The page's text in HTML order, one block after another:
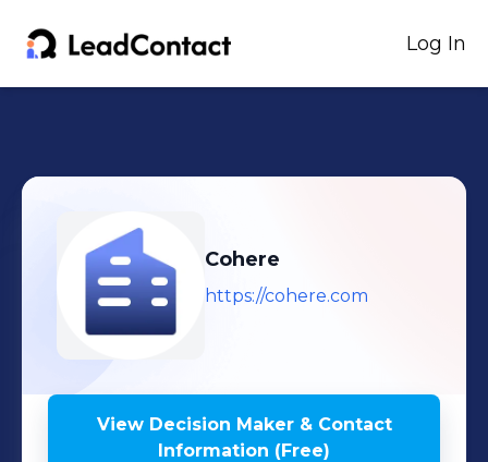
Log In
Cohere
https://cohere.com
View Decision Maker & Contact
Information (Free)